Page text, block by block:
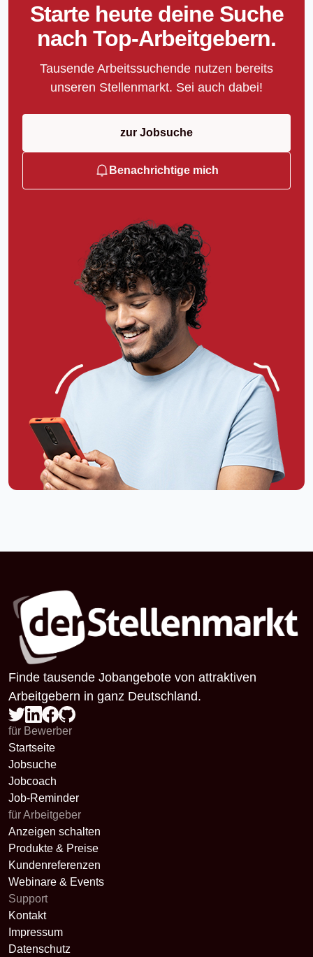
Starte heute deine Suche
nach Top-Arbeitgebern.
Tausende Arbeitssuchende nutzen bereits
unseren Stellenmarkt. Sei auch dabei!
zur Jobsuche
Benachrichtige mich
Finde tausende Jobangebote von attraktiven
Arbeitgebern in ganz Deutschland.
für Bewerber
Startseite
Jobsuche
Jobcoach
Job-Reminder
für Arbeitgeber
Anzeigen schalten
Produkte & Preise
Kundenreferenzen
Webinare & Events
Support
Kontakt
Impressum
Datenschutz